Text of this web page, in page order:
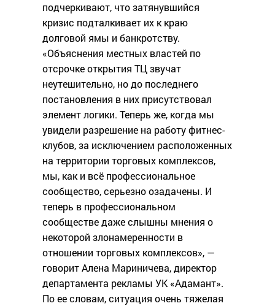
подчеркивают, что затянувшийся
кризис подталкивает их к краю
долговой ямы и банкротству.
«Объяснения местных властей по
отсрочке открытия ТЦ звучат
неутешительно, но до последнего
постановления в них присутствовал
элемент логики. Теперь же, когда мы
увидели разрешение на работу фитнес-
клубов, за исключением расположенных
на территории торговых комплексов,
мы, как и всё профессиональное
сообщество, серьезно озадачены. И
теперь в профессиональном
сообществе даже слышны мнения о
некоторой злонамеренности в
отношении торговых комплексов», —
говорит Алена Мариничева, директор
департамента рекламы УК «Адамант».
По ее словам, ситуация очень тяжелая